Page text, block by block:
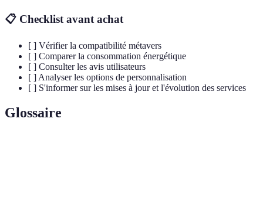
📋 Checklist avant achat
[ ] Vérifier la compatibilité métavers
[ ] Comparer la consommation énergétique
[ ] Consulter les avis utilisateurs
[ ] Analyser les options de personnalisation
[ ] S'informer sur les mises à jour et l'évolution des services
Glossaire